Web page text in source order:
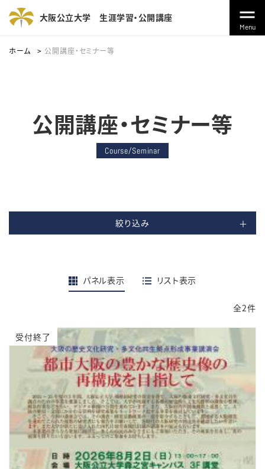
大阪公立大学生涯学習・公開講座
Menu
ホーム 公開講座・セミナー等
公開講座・セミナー等
Course/Seminar
絞り込み
パネル表示 リスト表示
全2件
受付終了